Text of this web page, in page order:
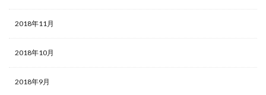
2018年11月
2018年10月
2018年9月